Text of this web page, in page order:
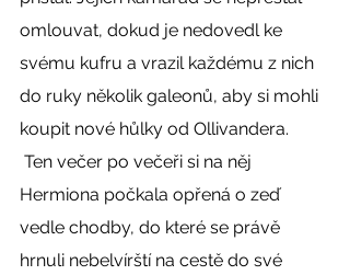
omlouvat, dokud je nedovedl ke
svému kufru a vrazil každému z nich
do ruky několik galeonů, aby si mohli
koupit nové hůlky od Ollivandera.
Hermiona počkala opřená o zeď
vedle chodby, do které se právě
hrnuli nebelvírští na cestě do své